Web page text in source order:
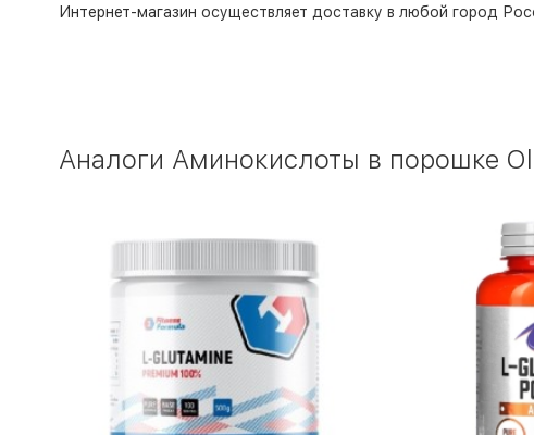
Интернет-магазин осуществляет доставку в любой город
Аналоги Аминокислоты в порошке